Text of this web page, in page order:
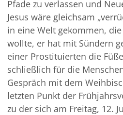
Pfade zu verlassen und
Jesus wäre gleichsam
in eine Welt gekommen,
wollte, er hat mit Sündern
einer Prostituierten die
schließlich für die
Gespräch mit dem
letzten Punkt der
zu der sich am Freitag, 12.